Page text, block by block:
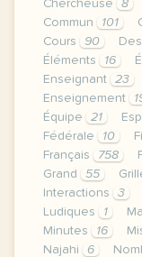
Chercheuse
8
Commun
101
Cours
90
Éléments
16
Enseignant
23
Enseignement
Équipe
21
Fédérale
10
Français
758
Grand
55
Interactions
3
Ludiques
1
Minutes
16
Najahi
6